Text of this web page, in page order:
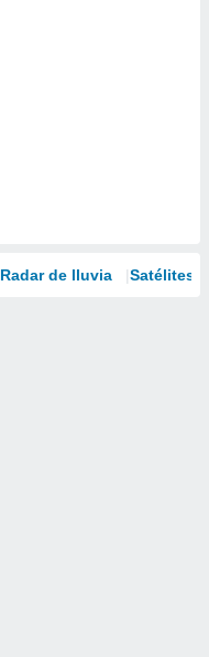
Radar de lluvia Satélites